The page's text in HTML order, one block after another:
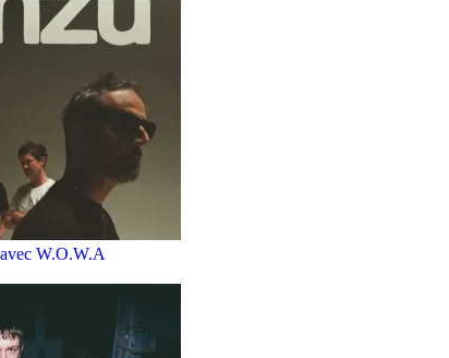
W.O.W.A